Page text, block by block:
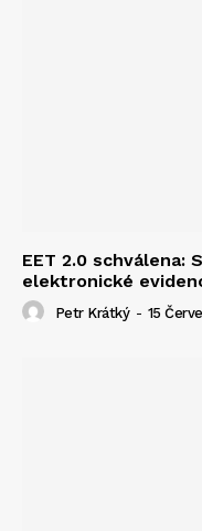
EET 2.0 schválena:
elektronické
Petr Krátký - 15